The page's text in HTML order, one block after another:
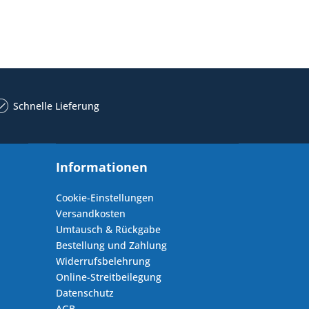
Schnelle Lieferung
Informationen
Cookie-Einstellungen
Versandkosten
Umtausch & Rückgabe
Bestellung und Zahlung
Widerrufsbelehrung
Online-Streitbeilegung
Datenschutz